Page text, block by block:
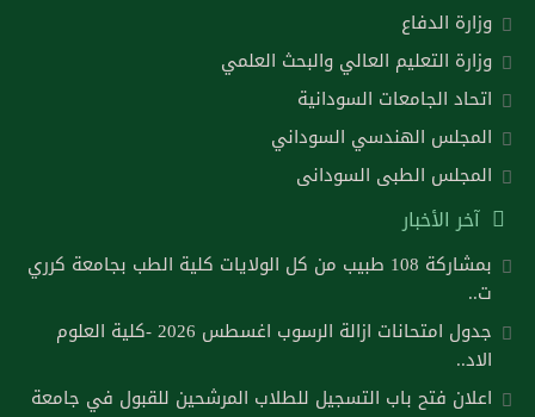
وزارة الدفاع
وزارة التعليم العالي والبحث العلمي
اتحاد الجامعات السودانية
المجلس الهندسي السوداني
المجلس الطبى السودانى
آخر الأخبار
بمشاركة 108 طبيب من كل الولايات كلية الطب بجامعة كرري
ت..
جدول امتحانات ازالة الرسوب اغسطس 2026 -كلية العلوم
الاد..
اعلان فتح باب التسجيل للطلاب المرشحين للقبول في جامعة